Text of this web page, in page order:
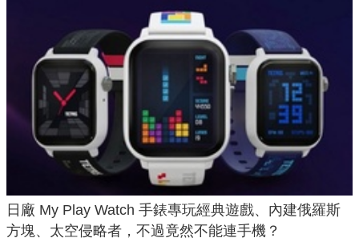
日廠 My Play Watch 手錶專玩經典遊戲、內建俄羅斯
方塊、太空侵略者，不過竟然不能連手機？